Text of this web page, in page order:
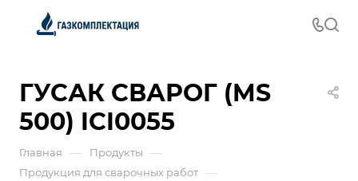
ГУСАК СВАРОГ (MS
500) ICI0055
Главная — Продукты —
Продукция для сварочных работ —